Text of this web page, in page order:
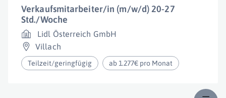
Verkaufsmitarbeiter/in (m/w/d) 20-27
Std./Woche
Lidl Österreich GmbH
Villach
Teilzeit/geringfügig ab 1.277€ pro Monat